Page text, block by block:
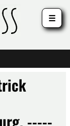
-----
☰